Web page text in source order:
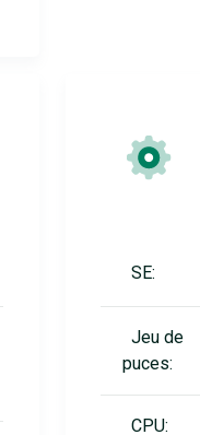
SE:
Jeu de
puces:
CPU: